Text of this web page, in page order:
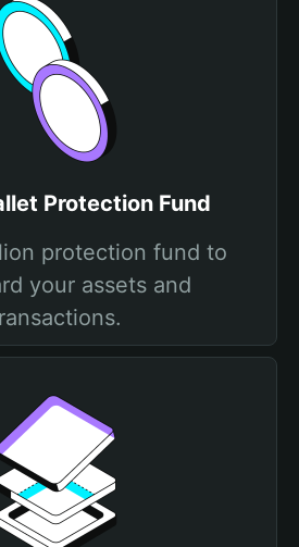
Protection Fund
protection fund to
your assets and